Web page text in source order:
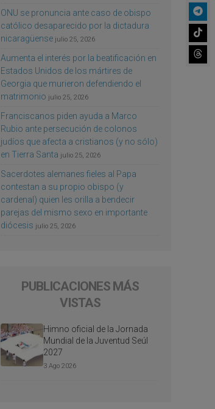
ONU se pronuncia ante caso de obispo
católico desaparecido por la dictadura
nicaragüense julio 25, 2026
Aumenta el interés por la beatificación en
Estados Unidos de los mártires de
Georgia que murieron defendiendo el
matrimonio julio 25, 2026
Franciscanos piden ayuda a Marco
Rubio ante persecución de colonos
judíos que afecta a cristianos (y no sólo)
en Tierra Santa julio 25, 2026
Sacerdotes alemanes fieles al Papa
contestan a su propio obispo (y
cardenal) quien les orilla a bendecir
parejas del mismo sexo en importante
diócesis julio 25, 2026
PUBLICACIONES MÁS
VISTAS
Himno oficial de la Jornada
Mundial de la Juventud Seúl
2027
3 Ago 2026